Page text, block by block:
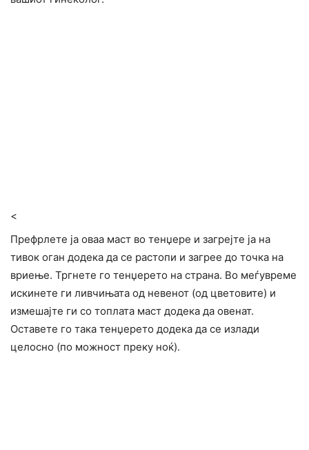
<
Префрлете ја оваа маст во тенџере и загрејте ја на
тивок оган додека да се растопи и загрее до точка на
вриење. Тргнете го тенџерето на страна. Во меѓувреме
искинете ги ливчињата од невенот (од цветовите) и
измешајте ги со топлата маст додека да овенат.
Оставете го така тенџерето додека да се излади
целосно (по можност преку ноќ).